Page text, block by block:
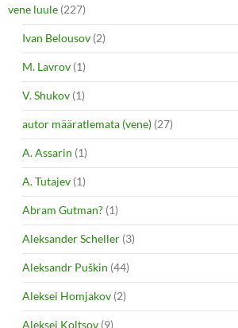
vene luule (227)
Ivan Belousov (2)
M. Lavrov (1)
V. Shukov (1)
autor määratlemata (vene) (27)
A. Assarin (1)
A. Tutajev (1)
Abram Gutman? (1)
Aleksander Scheller (3)
Aleksandr Puškin (44)
Aleksei Homjakov (2)
Aleksei Koltsov (9)